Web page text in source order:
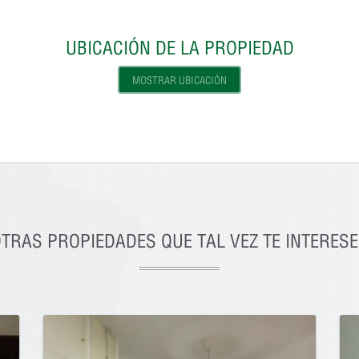
UBICACIÓN DE LA PROPIEDAD
MOSTRAR UBICACIÓN
PROPIEDADES QUE TAL VEZ TE